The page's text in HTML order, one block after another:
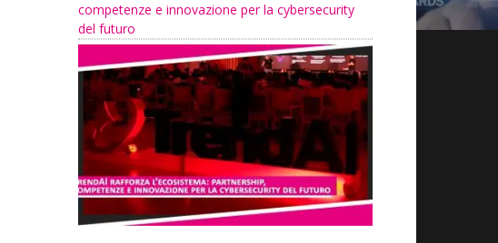
competenze e innovazione per la cybersecurity
del futuro